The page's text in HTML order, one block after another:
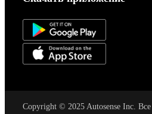
Copyright © 2025 Autosense Inc.